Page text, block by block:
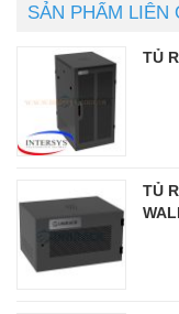
SẢN PHẨM LIÊN
TỦ
TỦ